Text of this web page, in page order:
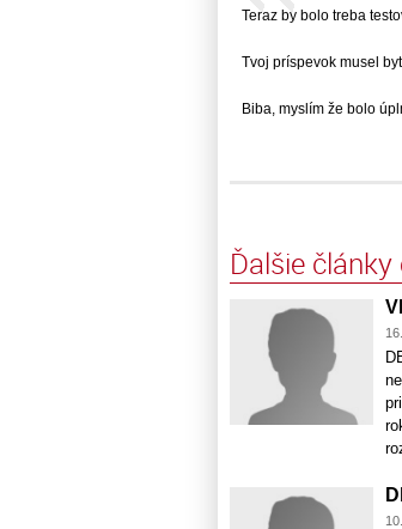
Teraz by bolo treba
Tvoj príspevok musel
Biba, myslím že bolo
Ďalšie